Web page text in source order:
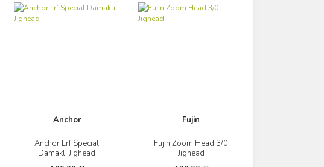
Anchor
Anchor Lrf Special
Damaklı Jighead
İncele
Fujin
Fujin Zoom Head 3/0
Jighead
İncele